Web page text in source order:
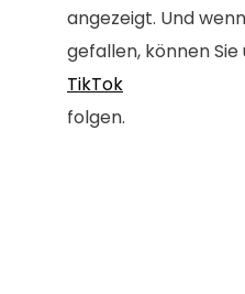
angezeigt. Und
gefallen, können Sie
TikTok
folgen.